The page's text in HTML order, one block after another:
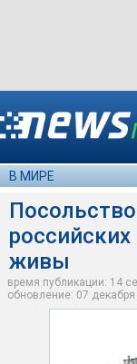
В МИРЕ
живы
время публикации: 14
обновление: 07 декабря